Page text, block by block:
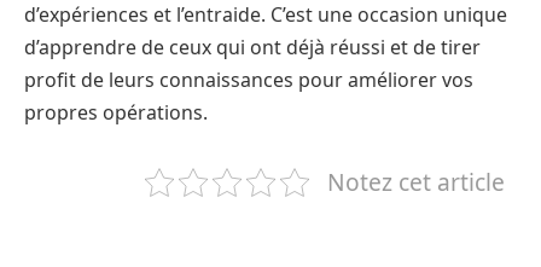
d’expériences et l’entraide. C’est une occasion unique
d’apprendre de ceux qui ont déjà réussi et de tirer
profit de leurs connaissances pour améliorer vos
propres opérations.
Notez cet article